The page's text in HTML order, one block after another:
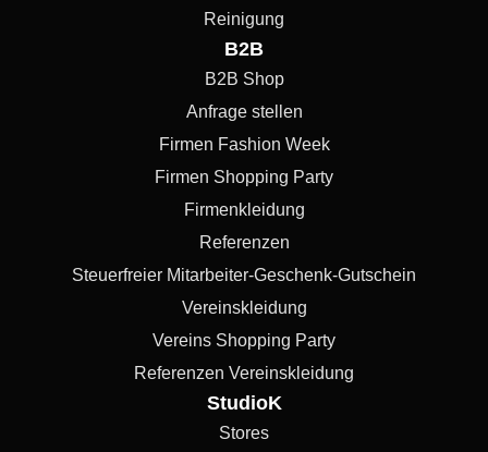
Reinigung
B2B
B2B Shop
Anfrage stellen
Firmen Fashion Week
Firmen Shopping Party
Firmenkleidung
Referenzen
Steuerfreier Mitarbeiter-Geschenk-Gutschein
Vereinskleidung
Vereins Shopping Party
Referenzen Vereinskleidung
StudioK
Stores